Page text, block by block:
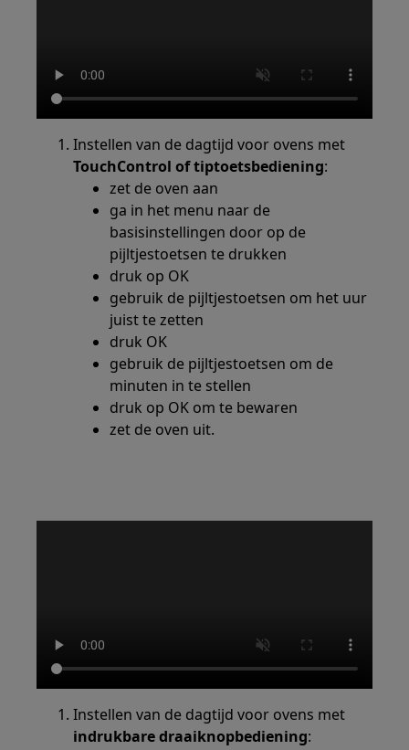
Instellen van de dagtijd voor ovens met
TouchControl of tiptoetsbediening:
zet de oven aan
ga in het menu naar de
basisinstellingen door op de
pijltjestoetsen te drukken
druk op OK
gebruik de pijltjestoetsen om het uur
juist te zetten
druk OK
gebruik de pijltjestoetsen om de
minuten in te stellen
druk op OK om te bewaren
zet de oven uit.
Instellen van de dagtijd voor ovens met
indrukbare draaiknopbediening: